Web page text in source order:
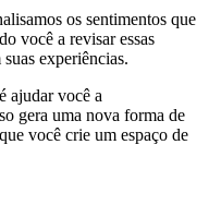
os sentimentos que
você a revisar essas
experiências.
ajudar você a
gera uma nova forma de
você crie um espaço de